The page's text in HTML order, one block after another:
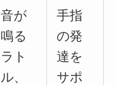
音が
鳴る
ラト
ル、
手指
の発
達を
サポ